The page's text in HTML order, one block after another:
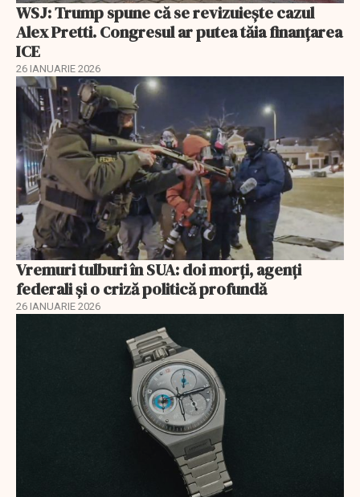
WSJ: Trump spune că se revizuiește cazul
Alex Pretti. Congresul ar putea tăia finanțarea
ICE
26 IANUARIE 2026
Vremuri tulburi în SUA: doi morți, agenți
federali și o criză politică profundă
26 IANUARIE 2026